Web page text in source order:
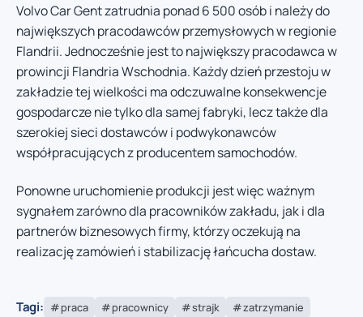
Volvo Car Gent zatrudnia ponad 6 500 osób i należy do
największych pracodawców przemysłowych w regionie
Flandrii. Jednocześnie jest to największy pracodawca w
prowincji Flandria Wschodnia. Każdy dzień przestoju w
zakładzie tej wielkości ma odczuwalne konsekwencje
gospodarcze nie tylko dla samej fabryki, lecz także dla
szerokiej sieci dostawców i podwykonawców
współpracujących z producentem samochodów.
Ponowne uruchomienie produkcji jest więc ważnym
sygnałem zarówno dla pracowników zakładu, jak i dla
partnerów biznesowych firmy, którzy oczekują na
realizację zamówień i stabilizację łańcucha dostaw.
Tagi: praca pracownicy strajk zatrzymanie